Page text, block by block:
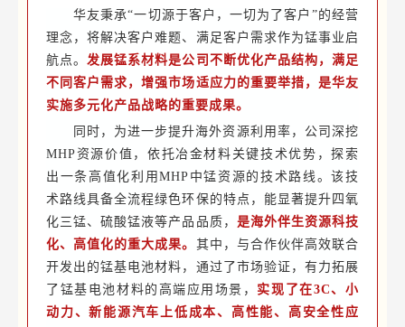
华友秉承“一切源于客户，一切为了客户”的经营
理念，将解决客户难题、满足客户需求作为锰事业启
航点。发展锰系材料是公司不断优化产品结构，满足
不同客户需求，增强市场适应力的重要举措，是华友
实施多元化产品战略的重要成果。
同时，为进一步提升海外资源利用率，公司深挖
MHP资源价值，依托冶金材料关键技术优势，探索
出一条高值化利用MHP中锰资源的技术路线。该技
术路线具备全流程绿色环保的特点，能显著提升四氧
化三锰、硫酸锰液等产品品质， 是海外伴生资源科技
化、高值化的重大成果。 其中，与合作伙伴高效联合
开发出的锰基电池材料，通过了市场验证，有力拓展
了锰基电池材料的高端应用场景， 实现了在3C、小
动力、新能源汽车上低成本、高性能、高安全性应